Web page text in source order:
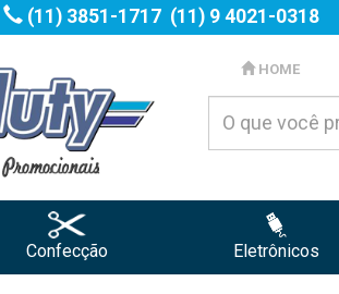
(11) 3851-1717 (11) 9 4021-0318
HOME
Confecção Eletrônicos